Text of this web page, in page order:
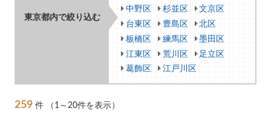
東京都内で絞り込む
中野区
杉並区
文京区
台東区
豊島区
北区
板橋区
練馬区
墨田区
江東区
荒川区
足立区
葛飾区
江戸川区
259 件 （1～20件を表示）